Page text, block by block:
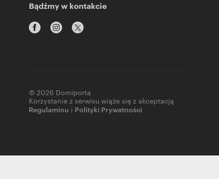
Bądźmy w kontakcie
© 2026 Domiporta
Korzystanie z serwisu wiąże się z akceptacją
Regulaminu i Polityki Prywatności